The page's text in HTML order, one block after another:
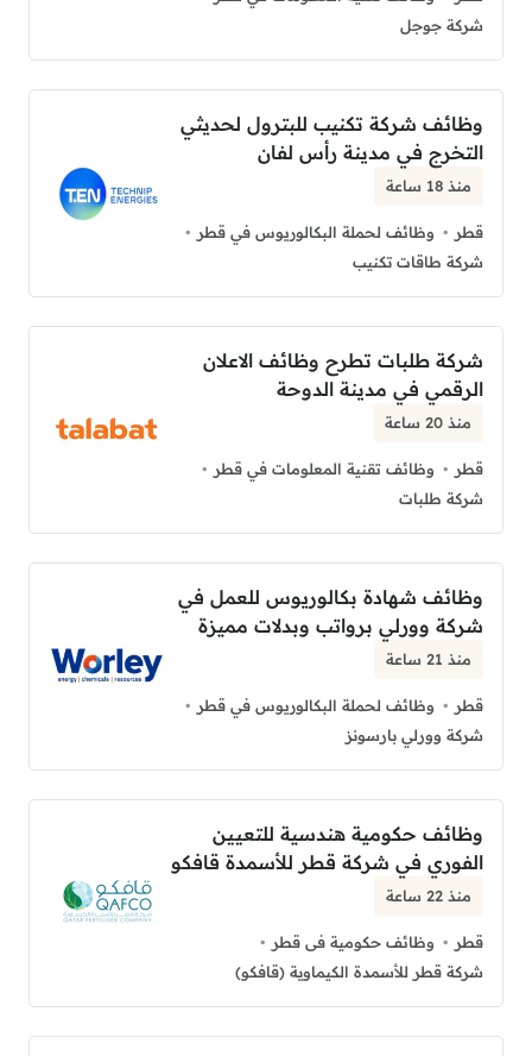
شركة جوجل
وظائف شركة تكنيب للبترول لحديثي
التخرج في مدينة رأس لفان
منذ 18 ساعة
قطر
وظائف لحملة البكالوريوس في قطر
شركة طاقات تكنيب
شركة طلبات تطرح وظائف الاعلان
الرقمي في مدينة الدوحة
منذ 20 ساعة
قطر
وظائف تقنية المعلومات في قطر
شركة طلبات
وظائف شهادة بكالوريوس للعمل في
شركة وورلي برواتب وبدلات مميزة
منذ 21 ساعة
قطر
وظائف لحملة البكالوريوس في قطر
شركة وورلي بارسونز
وظائف حكومية هندسية للتعيين
الفوري في شركة قطر للأسمدة قافكو
منذ 22 ساعة
قطر
وظائف حكومية فى قطر
شركة قطر للأسمدة الكيماوية (قافكو)